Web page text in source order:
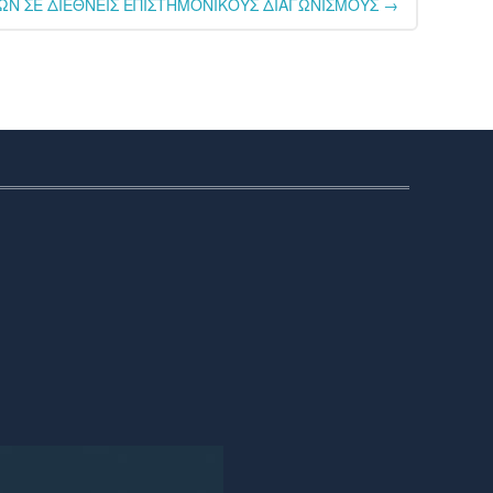
ΣΕ ΔΙΕΘΝΕΙΣ ΕΠΙΣΤΗΜΟΝΙΚΟΥΣ ΔΙΑΓΩΝΙΣΜΟΥΣ →